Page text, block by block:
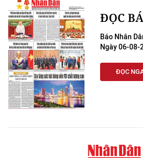
VỀ BÁO NHÂN DÂN
THỜI NAY
NHÂN DÂN CUỐI TUẦN
NHÂN DÂN HẰNG THÁNG
MUA BÁO
ĐỌC BÁO IN
ĐỌC
Báo Nhân
Ngày 06-08-
ĐỌC